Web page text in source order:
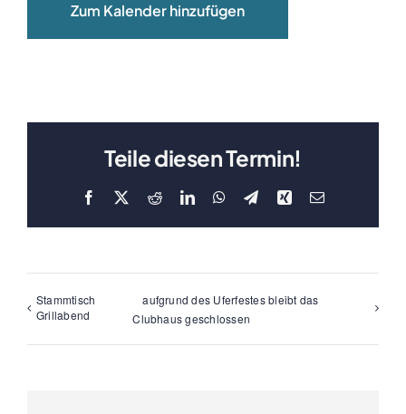
Zum Kalender hinzufügen
Teile diesen Termin!
Facebook RedditLinkedInWhatsApp
Telegram
Xing E-
Stammtisch
Grillabend
aufgrund des Uferfestes bleibt das
Clubhaus geschlossen